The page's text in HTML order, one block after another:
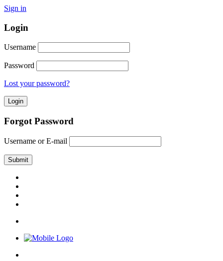
Sign in
Login
Username
Password
Lost your password?
Forgot Password
Username or E-mail